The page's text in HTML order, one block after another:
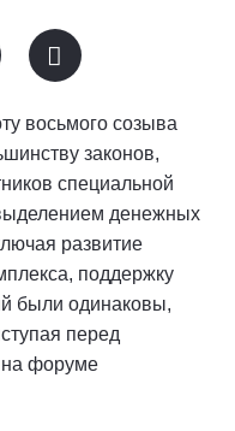
восьмого созыва
законов,
специальной
денежных
развитие
поддержку
были одинаковы,
перед
форуме